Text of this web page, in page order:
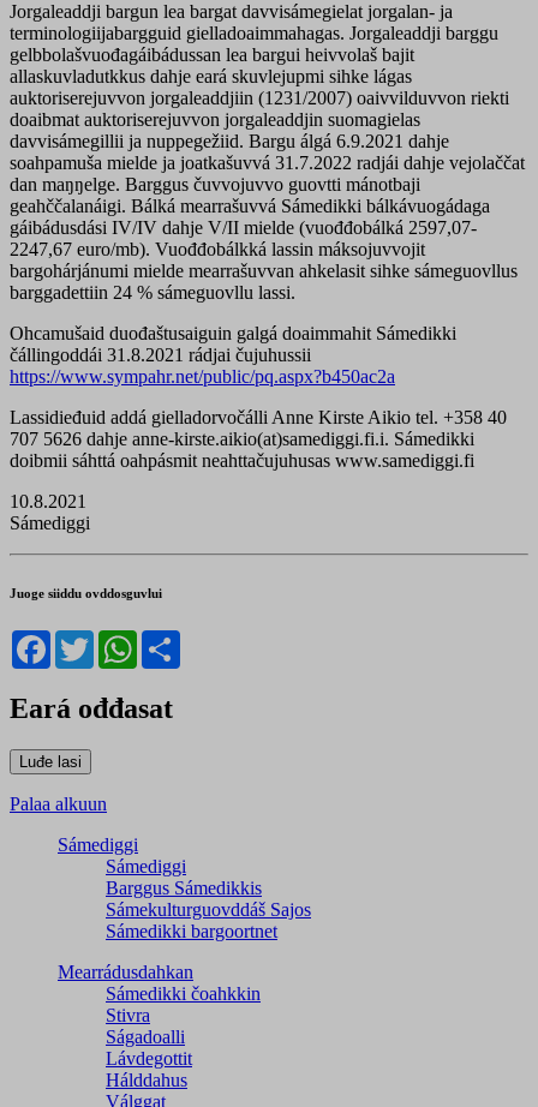
Jorgaleaddji bargun lea bargat davvisámegielat jorgalan- ja
terminologiijabargguid gielladoaimmahagas. Jorgaleaddji barggu
gelbbolašvuođagáibádussan lea bargui heivvolaš bajit
allaskuvladutkkus dahje eará skuvlejupmi sihke lágas
auktoriserejuvvon jorgaleaddjiin (1231/2007) oaivvilduvvon riekti
doaibmat auktoriserejuvvon jorgaleaddjin suomagielas
davvisámegillii ja nuppegežiid. Bargu álgá 6.9.2021 dahje
soahpamuša mielde ja joatkašuvvá 31.7.2022 radjái dahje vejolaččat
dan maŋŋelge. Barggus čuvvojuvvo guovtti mánotbaji
geahččalanáigi. Bálká mearrašuvvá Sámedikki bálkávuogádaga
gáibádusdási IV/IV dahje V/II mielde (vuođđobálká 2597,07-
2247,67 euro/mb). Vuođđobálkká lassin máksojuvvojit
bargohárjánumi mielde mearrašuvvan ahkelasit sihke sámeguovllus
barggadettiin 24 % sámeguovllu lassi.
Ohcamušaid duođaštusaiguin galgá doaimmahit Sámedikki
čállingoddái 31.8.2021 rádjai čujuhussii
https://www.sympahr.net/public/pq.aspx?b450ac2a
Lassidieđuid addá gielladorvočálli Anne Kirste Aikio tel. +358 40
707 5626 dahje anne-kirste.aikio(at)samediggi.fi.i. Sámedikki
doibmii sáhttá oahpásmit neahttačujuhusas www.samediggi.fi
10.8.2021
Sámediggi
Juoge siiddu ovddosguvlui
Facebook
TwitterWhatsApp
Eará ođđasat
Palaa alkuun
Sámediggi
Sámediggi
Barggus Sámedikkis
Sámekulturguovddáš Sajos
Sámedikki bargoortnet
Mearrádusdahkan
Sámedikki čoahkkin
Stivra
Ságadoalli
Lávdegottit
Hálddahus
Válggat